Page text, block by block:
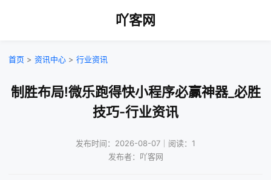
吖客网
首页 > 资讯中心 > 行业资讯
制胜布局!微乐跑得快小程序必赢神器_必胜
技巧-行业资讯
发布时间：2026-08-07｜阅读：1
发布者：吖客网